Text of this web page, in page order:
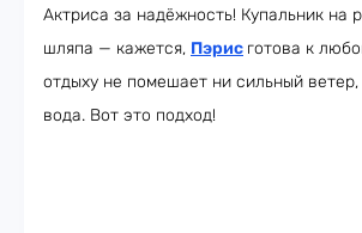
Актриса за надёжность! Купальник на
шляпа — кажется, Пэрис готова к
отдыху не помешает ни сильный
вода. Вот это подход!